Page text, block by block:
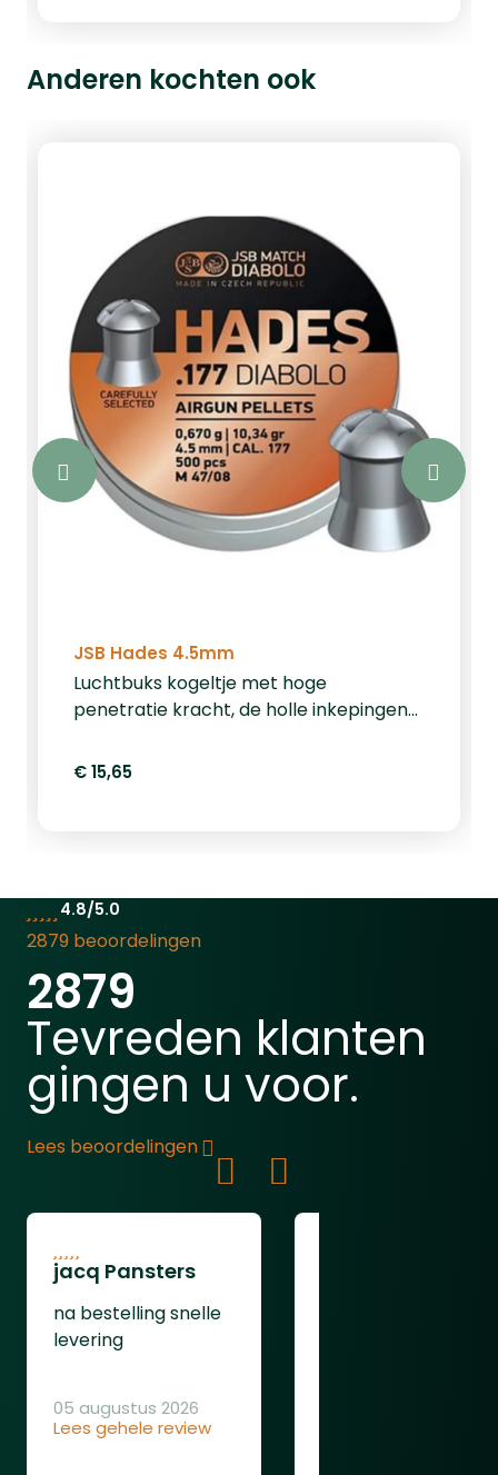
andere formaten? Bekijk ze hier.
Anderen kochten ook
JSB Hades 4.5mm
Luchtbuks kogeltje met hoge
penetratie kracht, de holle inkepingen
impact. Gewicht per kogeltje 10,34 grain
€ 15,65
4.8/5.0
2879 beoordelingen
2879
Tevreden klanten
gingen u voor.
Lees beoordelingen
jacq Pansters
na bestelling snelle
levering
Lees gehele review
05 augustus 2026